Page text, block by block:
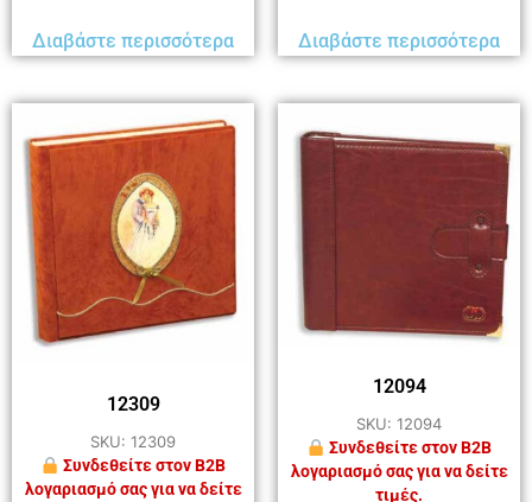
Διαβάστε περισσότερα Διαβάστε περισσότερα
12309
SKU: 12309
Συνδεθείτε στον B2B
λογαριασμό σας για να δείτε
12094
SKU: 12094
Συνδεθείτε στον B2B
λογαριασμό σας για να δείτε
τιμές.